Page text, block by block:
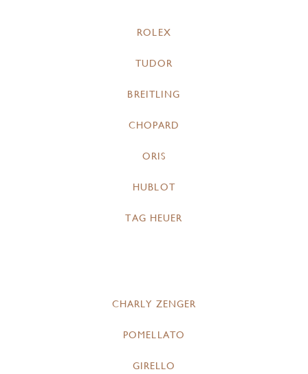
ROLEX
TUDOR
BREITLING
CHOPARD
ORIS
HUBLOT
TAG HEUER
CHARLY ZENGER
POMELLATO
GIRELLO